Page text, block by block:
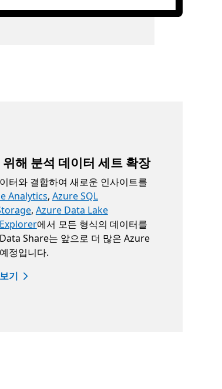
해 분석 데이터 세트 확장
터와 결합하여 새로운 인사이트를
Analytics, Azure SQL
, Azure Data Lake
에서 모든 형식의 데이터를
Share는 앞으로 더 많은 Azure
정입니다.
기